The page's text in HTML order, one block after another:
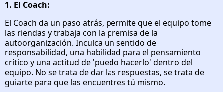
1. El Coach:
El Coach da un paso atrás, permite que el equipo tome
las riendas y trabaja con la premisa de la
autoorganización. Inculca un sentido de
responsabilidad, una habilidad para el pensamiento
crítico y una actitud de 'puedo hacerlo' dentro del
equipo. No se trata de dar las respuestas, se trata de
guiarte para que las encuentres tú mismo.